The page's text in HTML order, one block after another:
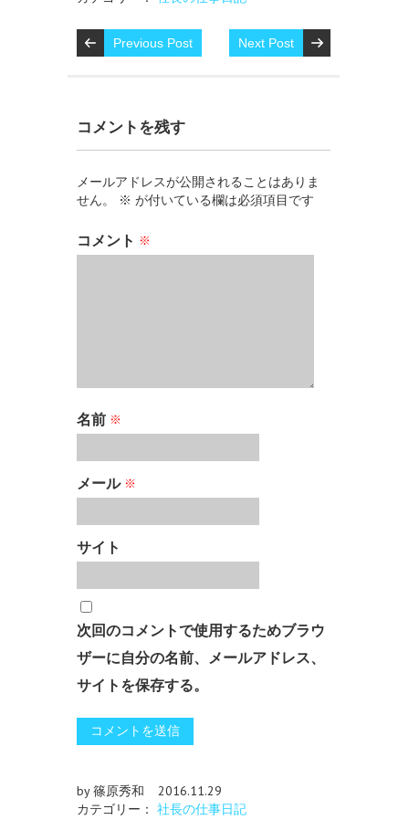
Previous Post Next Post
コメントを残す
メールアドレスが公開されることはありま
せん。
※ が付いている欄は必須項目です
コメント ※
名前 ※
メール ※
サイト
次回のコメントで使用するためブラウ
ザーに自分の名前、メールアドレス、
サイトを保存する。
by 篠原秀和
2016.11.29
カテゴリー： 社長の仕事日記